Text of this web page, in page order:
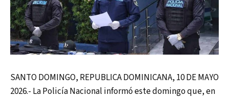
SANTO DOMINGO, REPUBLICA DOMINICANA, 10 DE MAYO
2026.- La Policía Nacional informó este domingo que, en